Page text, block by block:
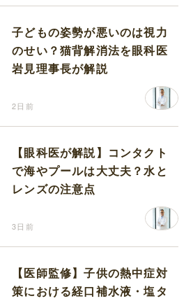
子どもの姿勢が悪いのは視力
のせい？猫背解消法を眼科医
岩見理事長が解説
2日前
【眼科医が解説】コンタクト
で海やプールは大丈夫？水と
レンズの注意点
3日前
【医師監修】子供の熱中症対
策における経口補水液・塩タ